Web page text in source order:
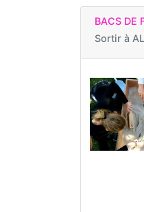
BACS DE
Sortir à